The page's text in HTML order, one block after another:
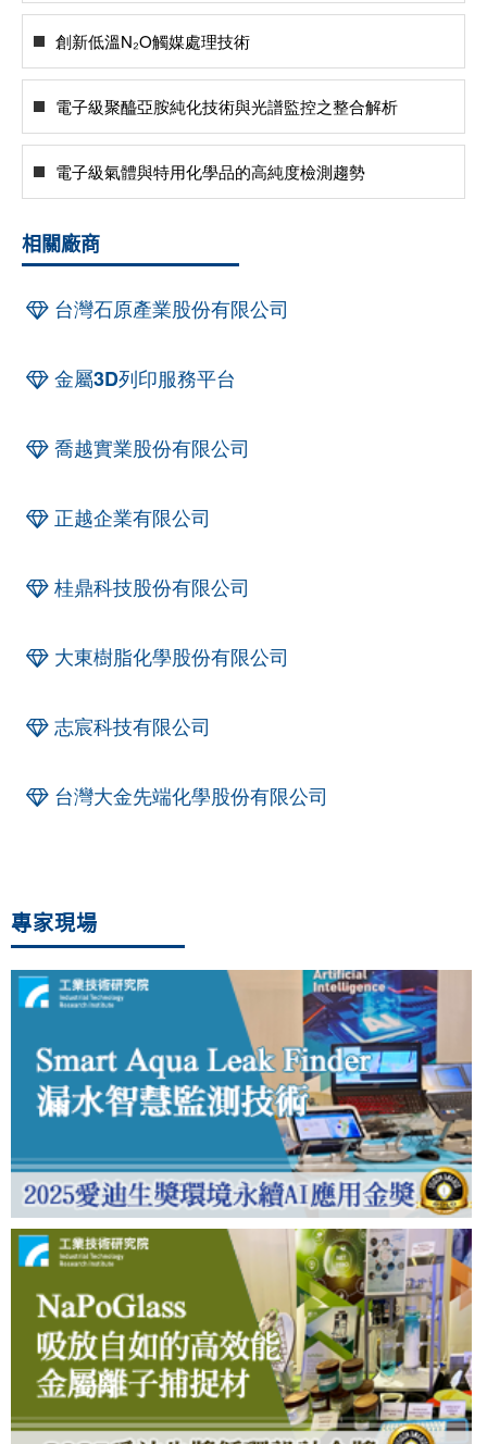
創新低溫N₂O觸媒處理技術
電子級聚醯亞胺純化技術與光譜監控之整合解析
電子級氣體與特用化學品的高純度檢測趨勢
相關廠商
台灣石原產業股份有限公司
金屬3D列印服務平台
喬越實業股份有限公司
正越企業有限公司
桂鼎科技股份有限公司
大東樹脂化學股份有限公司
志宸科技有限公司
台灣大金先端化學股份有限公司
專家現場